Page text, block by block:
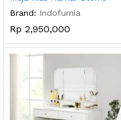
Brand: Indofurnia
Rp 2,950,000